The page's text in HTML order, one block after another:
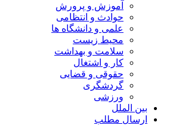
آموزش و پرورش
حوادث و انتظامی
علمی و دانشگاه ها
محیط زیست
سلامت و بهداشت
کار و اشتغال
حقوقی و قضایی
گردشگری
ورزشی
بین الملل
ارسال مطلب